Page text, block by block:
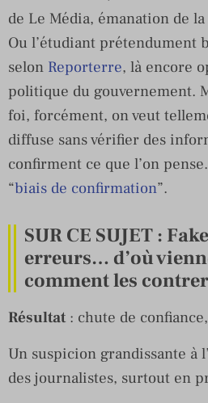
de Le Média, émanation de
Ou l’étudiant prétendument
selon Reporterre, là encore
politique du gouvernement.
foi, forcément, on veut
diffuse sans vérifier des
confirment ce que l’on
“biais de confirmation”.
SUR CE SUJET :
erreurs… d’où
comment les
Résultat: chute de
Un suspicion grandissante à
des journalistes, surtout en